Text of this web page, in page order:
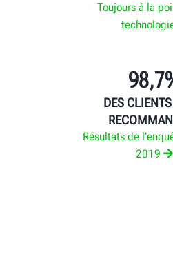
Toujours à la
DES
Résultats de
2019